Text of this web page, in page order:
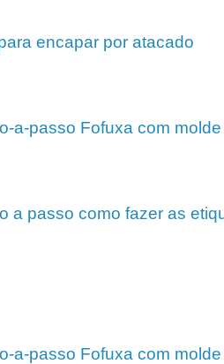
encapar por atacado
a-passo Fofuxa com molde
a passo como fazer as
a-passo Fofuxa com molde